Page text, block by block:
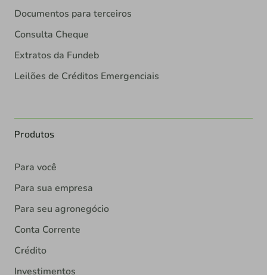
Documentos para terceiros
Consulta Cheque
Extratos da Fundeb
Leilões de Créditos Emergenciais
Produtos
Para você
Para sua empresa
Para seu agronegócio
Conta Corrente
Crédito
Investimentos